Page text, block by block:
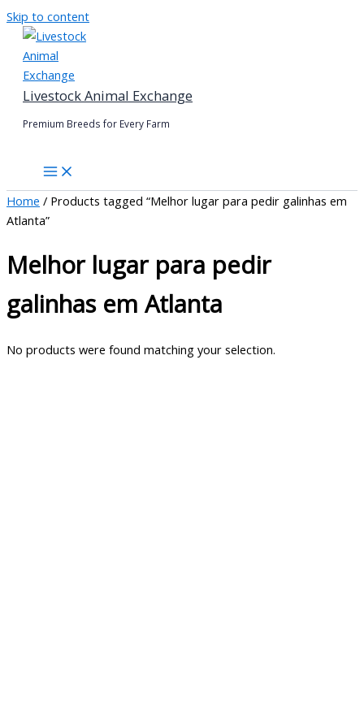
Skip to content
Livestock Animal Exchange
Premium Breeds for Every Farm
Home / Products tagged “Melhor lugar para pedir galinhas em
Atlanta”
Melhor lugar para pedir
galinhas em Atlanta
No products were found matching your selection.